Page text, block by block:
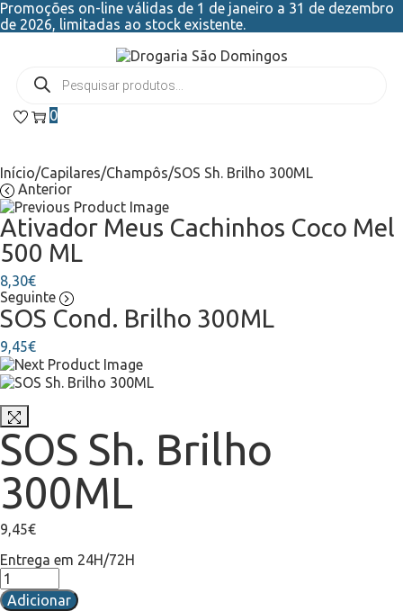
Promoções on-line válidas de 1 de janeiro a 31 de dezembro
de 2026, limitadas ao stock existente.
0
Início/Capilares/Champôs/SOS Sh. Brilho 300ML
Anterior
Ativador Meus Cachinhos Coco Mel
500 ML
8,30€
Seguinte
SOS Cond. Brilho 300ML
9,45€
SOS Sh. Brilho
300ML
9,45€
Entrega em 24H/72H
Adicionar